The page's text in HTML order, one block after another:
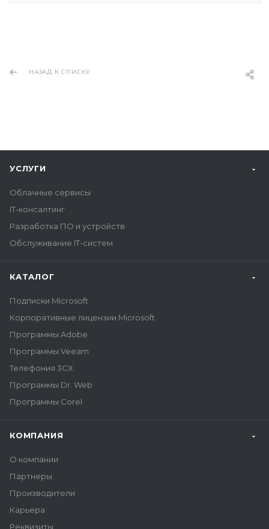
НАЗАД К СПИСКУ
УСЛУГИ
Облачные сервисы
IT-консалтинг
Разработка ПО и устройств
Обслуживание IT-систем
КАТАЛОГ
Подписки Microsoft
Корпоративные лицензии Microsoft
Программы Adobe
Программы Veeam
Телефония 3CX
Программы Dr. Web
Программы Corel
КОМПАНИЯ
О компании
Партнеры
Производители
Карьера
Реквизиты